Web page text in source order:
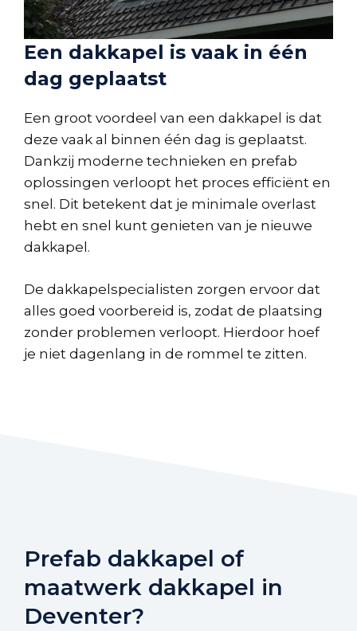
Een dakkapel is vaak in één
dag geplaatst
Een groot voordeel van een dakkapel is dat
deze vaak al binnen één dag is geplaatst.
Dankzij moderne technieken en prefab
oplossingen verloopt het proces efficiënt en
snel. Dit betekent dat je minimale overlast
hebt en snel kunt genieten van je nieuwe
dakkapel.
De dakkapelspecialisten zorgen ervoor dat
alles goed voorbereid is, zodat de plaatsing
zonder problemen verloopt. Hierdoor hoef
je niet dagenlang in de rommel te zitten.
Prefab dakkapel of
maatwerk dakkapel in
Deventer?